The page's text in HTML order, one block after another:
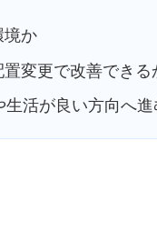
か
変更で改善できる
活が良い方向へ